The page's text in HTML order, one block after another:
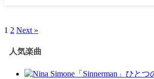
1 2 Next »
人気楽曲